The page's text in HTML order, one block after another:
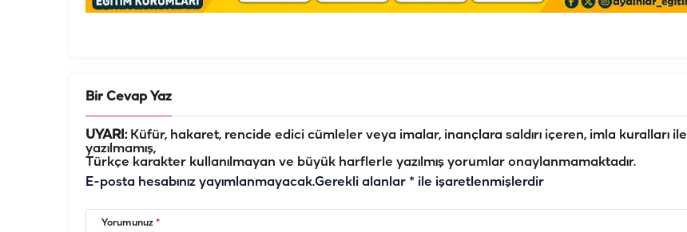
Bir Cevap Yaz
UYARI:Küfür, hakaret, rencide edici cümleler veya imalar, inançlara saldırı içeren, imla kuralları ile
yazılmamış,
Türkçe karakter kullanılmayan ve büyük harflerle yazılmış yorumlar onaylanmamaktadır.
E-posta hesabınız yayımlanmayacak.Gerekli alanlar * ile işaretlenmişlerdir
Yorumunuz *